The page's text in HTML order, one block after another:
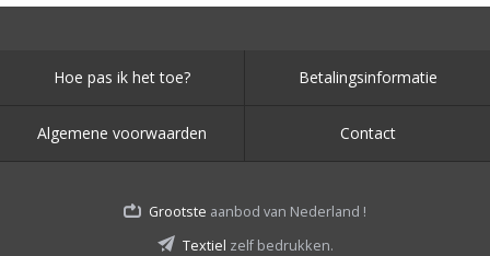
Hoe pas ik het toe? Betalingsinformatie
Algemene voorwaarden Contact
Grootste aanbod van Nederland !
Textiel zelf bedrukken.